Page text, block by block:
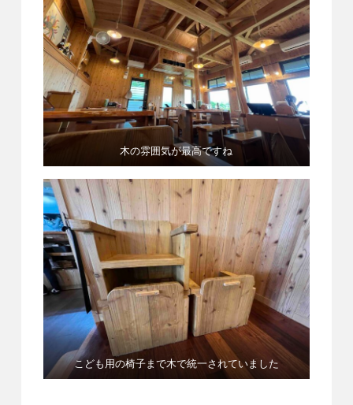
木の雰囲気が最高ですね
こども用の椅子まで木で統一されていました